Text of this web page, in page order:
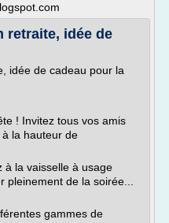
retraite, idée de
idée de cadeau pour la
! Invitez tous vos amis
la hauteur de
à la vaisselle à usage
de la soirée...
gammes de